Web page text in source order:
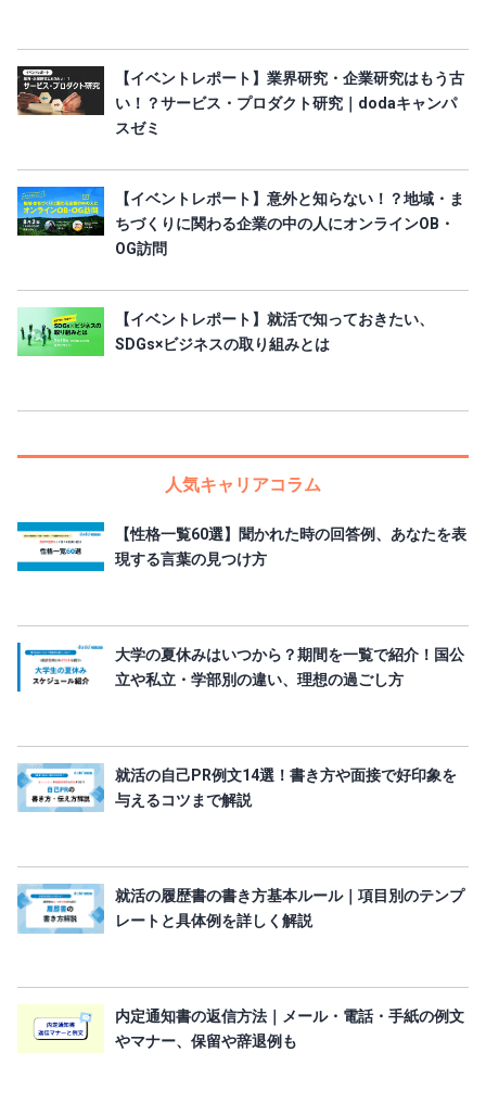
【イベントレポート】業界研究・企業研究はもう古
い！？サービス・プロダクト研究｜dodaキャンパ
スゼミ
【イベントレポート】意外と知らない！？地域・ま
ちづくりに関わる企業の中の人にオンラインOB・
OG訪問
【イベントレポート】就活で知っておきたい、
SDGs×ビジネスの取り組みとは
人気キャリアコラム
【性格一覧60選】聞かれた時の回答例、あなたを表
現する言葉の見つけ方
大学の夏休みはいつから？期間を一覧で紹介！国公
立や私立・学部別の違い、理想の過ごし方
就活の自己PR例文14選！書き方や面接で好印象を
与えるコツまで解説
就活の履歴書の書き方基本ルール｜項目別のテンプ
レートと具体例を詳しく解説
内定通知書の返信方法｜メール・電話・手紙の例文
やマナー、保留や辞退例も